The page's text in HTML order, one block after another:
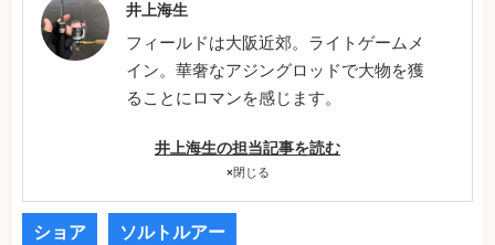
井上海生
フィールドは大阪近郊。ライトゲームメ
イン。華奢なアジングロッドで大物を獲
ることにロマンを感じます。
井上海生の担当記事を読む
×閉じる
ショア ソルトルアー